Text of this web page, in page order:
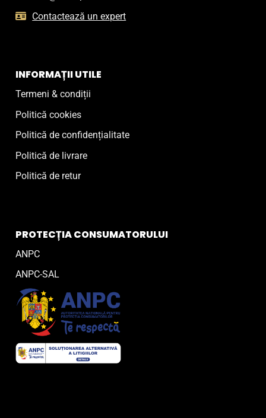
Contactează un expert
INFORMAȚII UTILE
Termeni & condiții
Politică cookies
Politică de confidențialitate
Politică de livrare
Politică de retur
PROTECȚIA CONSUMATORULUI
ANPC
ANPC-SAL